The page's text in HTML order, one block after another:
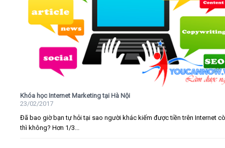
Khóa học Internet Marketing tại Hà Nội
23/02/2017
Đã bao giờ bạn tự hỏi tại sao người khác kiếm được tiền trên Internet
thì không? Hơn 1/3...